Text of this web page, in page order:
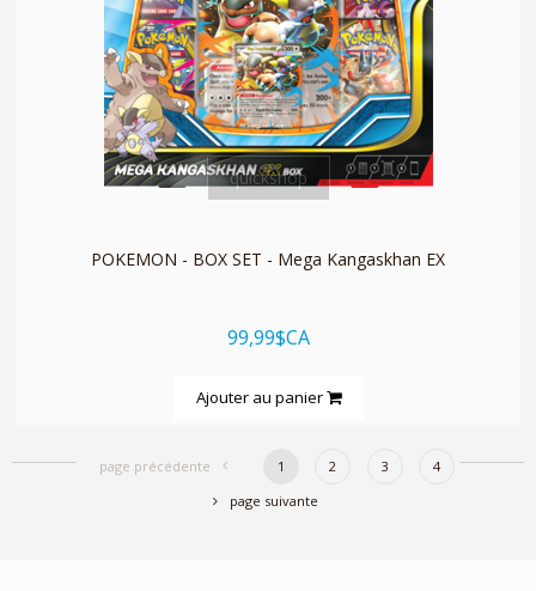
quickshop
POKEMON - BOX SET - Mega Kangaskhan EX
99,99$CA
Ajouter au panier
page précédente 1 2 3
4
page suivante